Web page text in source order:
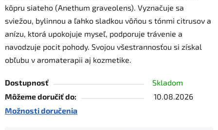
kôpru siateho (Anethum graveolens). Vyznačuje sa
sviežou, bylinnou a ľahko sladkou vôňou s tónmi citrusov a
anízu, ktorá upokojuje myseľ, podporuje trávenie a
navodzuje pocit pohody. Svojou všestrannosťou si získal
obľubu v aromaterapii aj kozmetike.
Dostupnosť
Skladom
Môžeme doručiť do:
10.08.2026
Možnosti doručenia